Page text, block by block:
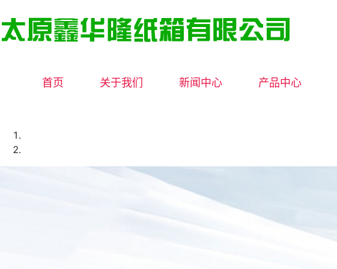
首页 关于我们 新闻中心 产品中心